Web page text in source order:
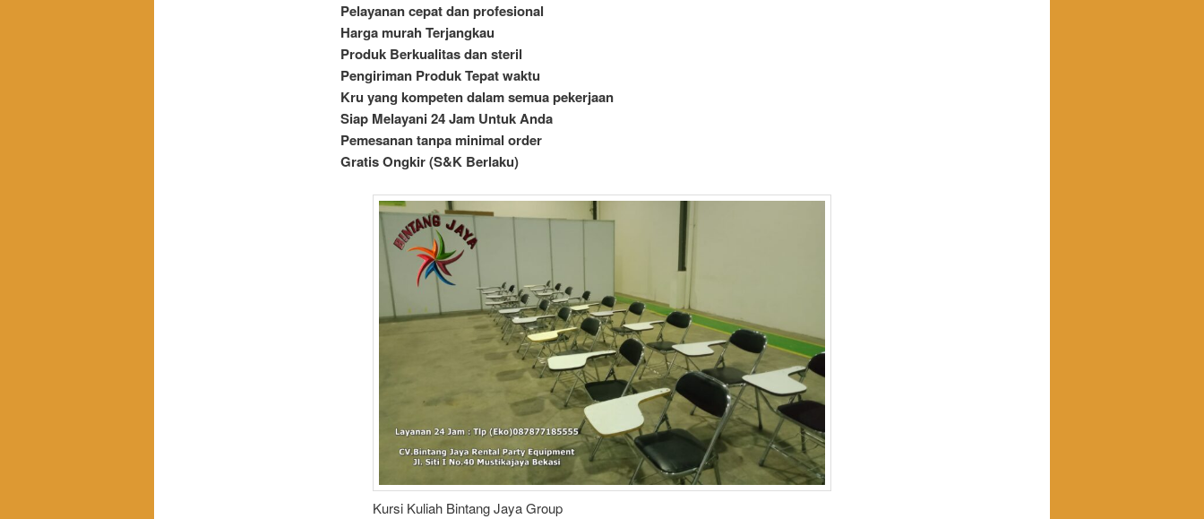
Pelayanan cepat dan profesional
Harga murah Terjangkau
Produk Berkualitas dan steril
Pengiriman Produk Tepat waktu
Kru yang kompeten dalam semua pekerjaan
Siap Melayani 24 Jam Untuk Anda
Pemesanan tanpa minimal order
Gratis Ongkir (S&K Berlaku)
Kursi Kuliah Bintang Jaya Group